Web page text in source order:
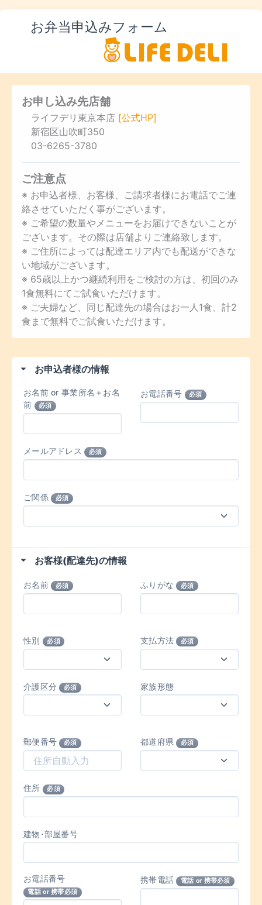
お弁当申込みフォーム
お申し込み先店舗
ライフデリ東京本店 [公式HP]
新宿区山吹町350
03-6265-3780
ご注意点
※ お申込者様、お客様、ご請求者様にお電話でご連
絡させていただく事がございます。
※ ご希望の数量やメニューをお届けできないことが
ございます。その際は店舗よりご連絡致します。
※ ご住所によっては配達エリア内でも配送ができな
い地域がございます。
※ 65歳以上かつ継続利用をご検討の方は、初回のみ
1食無料にてご試食いただけます。
※ ご夫婦など、同じ配達先の場合はお一人1食、計2
食まで無料でご試食いただけます。
お申込者様の情報
お名前 or 事業所名＋お名
前
必須
お電話番号 必須
メールアドレス 必須
ご関係 必須
お客様(配達先)の情報
お名前 必須 ふりがな 必須
性別 必須 支払方法 必須
介護区分 必須 家族形態
郵便番号 必須 都道府県 必須
住所 必須
建物･部屋番号
お電話番号
電話 or 携帯必須
携帯電話 電話 or 携帯必須